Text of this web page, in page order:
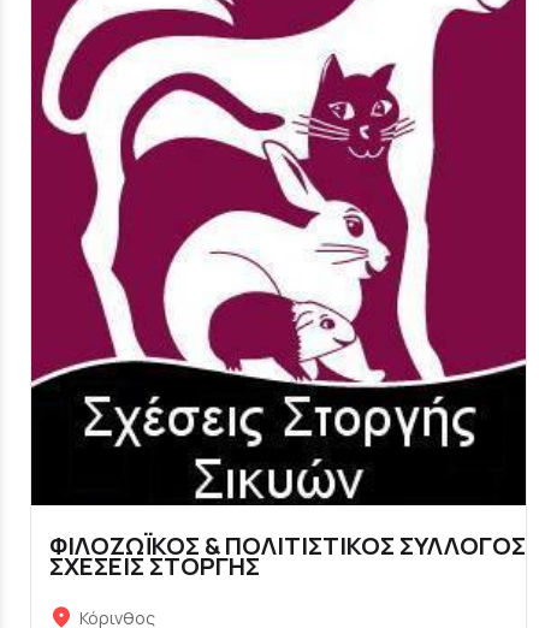
ΦΙΛΟΖΩΪΚΟΣ & ΠΟΛΙΤΙΣΤΙΚΟΣ ΣΥΛΛΟΓΟΣ
ΣΧΕΣΕΙΣ ΣΤΟΡΓΗΣ
Κόρινθος